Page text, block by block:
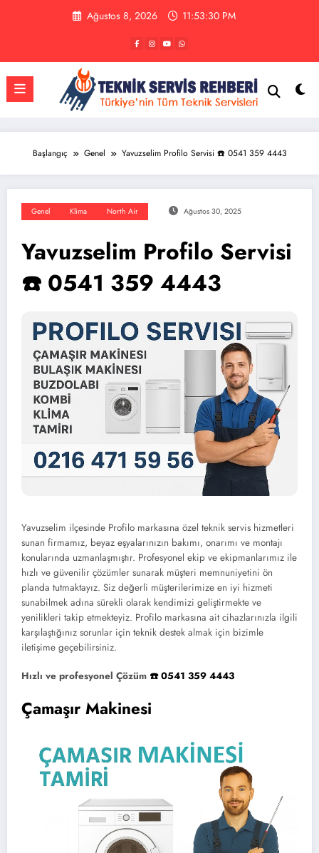
Ağustos 8, 2026 11:53:31 PM
Başlangıç Genel Yavuzselim Profilo Servisi ☎️ 0541 359 4443
Genel Klima North Air Ağustos 30, 2025
Yavuzselim Profilo Servisi
☎️ 0541 359 4443
Yavuzselim ilçesinde Profilo markasına özel teknik servis hizmetleri
sunan firmamız, beyaz eşyalarınızın bakımı, onarımı ve montajı
konularında uzmanlaşmıştır. Profesyonel ekip ve ekipmanlarımız ile
hızlı ve güvenilir çözümler sunarak müşteri memnuniyetini ön
planda tutmaktayız. Siz değerli müşterilerimize en iyi hizmeti
sunabilmek adına sürekli olarak kendimizi geliştirmekte ve
yenilikleri takip etmekteyiz. Profilo markasına ait cihazlarınızla ilgili
karşılaştığınız sorunlar için teknik destek almak için bizimle
iletişime geçebilirsiniz.
Hızlı ve profesyonel Çözüm ☎️ 0541 359 4443
Çamaşır Makinesi